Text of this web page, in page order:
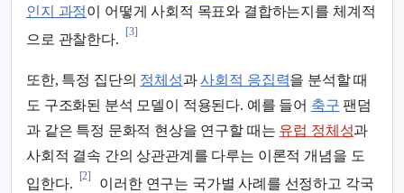
인지 과정이 어떻게 사회적 목표와 결합하는지를 체계적
으로 관찰한다.
[3]
또한, 특정 집단의 정체성과사회적 응집력을 분석할 때
도 구조화된 분석 모델이 적용된다. 예를 들어 축구 팬덤
과 같은 특정 문화적 현상을 연구할 때는 유럽 정체성과
사회적 결속 간의 상관관계를 다루는 이론적 개념을 도
입한다.
[2]
이러한 연구는 국가별 사례를 선정하고 각국